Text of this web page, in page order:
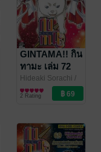
GINTAMA!! กิน
ทามะ เล่ม 72
Hideaki Sorachi /
Siam Inter Comics
การ์ตูนทั่วไป
2 Rating